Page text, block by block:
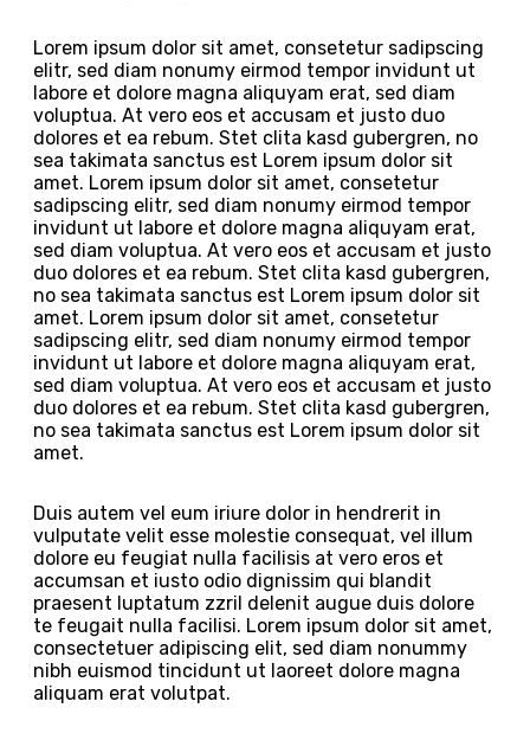
Lorem ipsum dolor sit amet, consetetur sadipscing
elitr, sed diam nonumy eirmod tempor invidunt ut
labore et dolore magna aliquyam erat, sed diam
voluptua. At vero eos et accusam et justo duo
dolores et ea rebum. Stet clita kasd gubergren, no
sea takimata sanctus est Lorem ipsum dolor sit
amet. Lorem ipsum dolor sit amet, consetetur
sadipscing elitr, sed diam nonumy eirmod tempor
invidunt ut labore et dolore magna aliquyam erat,
sed diam voluptua. At vero eos et accusam et justo
duo dolores et ea rebum. Stet clita kasd gubergren,
no sea takimata sanctus est Lorem ipsum dolor sit
amet. Lorem ipsum dolor sit amet, consetetur
sadipscing elitr, sed diam nonumy eirmod tempor
invidunt ut labore et dolore magna aliquyam erat,
sed diam voluptua. At vero eos et accusam et justo
duo dolores et ea rebum. Stet clita kasd gubergren,
no sea takimata sanctus est Lorem ipsum dolor sit
amet.
Duis autem vel eum iriure dolor in hendrerit in
vulputate velit esse molestie consequat, vel illum
dolore eu feugiat nulla facilisis at vero eros et
accumsan et iusto odio dignissim qui blandit
praesent luptatum zzril delenit augue duis dolore
te feugait nulla facilisi. Lorem ipsum dolor sit amet,
consectetuer adipiscing elit, sed diam nonummy
nibh euismod tincidunt ut laoreet dolore magna
aliquam erat volutpat.